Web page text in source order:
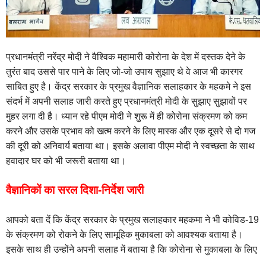
प्रधानमंत्री नरेंद्र मोदी ने वैश्विक महामारी कोरोना के देश में दस्तक देने के
तुरंत बाद उससे पार पाने के लिए जो-जो उपाय सुझाए थे वे आज भी कारगर
साबित हुए है। केंद्र सरकार के प्रमुख वैज्ञानिक सलाहकार के महकमे ने इस
संदर्भ में अपनी सलाह जारी करते हुए प्रधानमंत्री मोदी के सुझाए सुझावों पर
मुहर लगा दी है। ध्यान रहे पीएम मोदी ने शुरू में ही कोरोना संक्रमण को कम
करने और उसके प्रभाव को खत्म करने के लिए मास्क और एक दूसरे से दो गज
की दूरी को अनिवार्य बताया था। इसके अलावा पीएम मोदी ने स्वच्छता के साथ
हवादार घर को भी जरूरी बताया था।
वैज्ञानिकों का सरल दिशा-निर्देश जारी
आपको बता दें कि केंद्र सरकार के प्रमुख सलाहकार महकमा ने भी कोविड-19
के संक्रमण को रोकने के लिए सामूहिक मुकाबला को आवश्यक बताया है।
इसके साथ ही उन्होंने अपनी सलाह में बताया है कि कोरोना से मुकाबला के लिए